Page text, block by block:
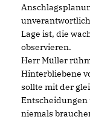
Lage ist, die
observieren.
Herr Müller
Hinterbliebene
sollte mit der
niemals